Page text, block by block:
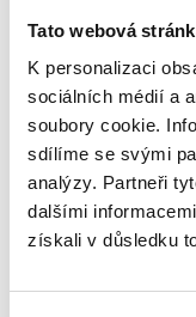
Tato webová
K personalizaci
sociálních médií a
soubory cookie.
sdílíme se svými
analýzy. Partneři
dalšími
získali v důsledku